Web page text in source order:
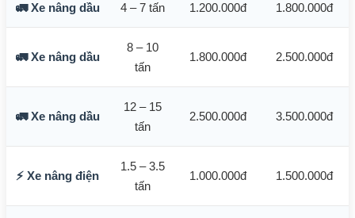
🚛 Xe nâng dầu 4 – 7 tấn 1.200.000đ 1.800.000đ
🚛 Xe nâng dầu
8 – 10
tấn
1.800.000đ 2.500.000đ
🚛 Xe nâng dầu
12 – 15
tấn
2.500.000đ 3.500.000đ
⚡ Xe nâng điện
1.5 – 3.5
tấn
1.000.000đ 1.500.000đ